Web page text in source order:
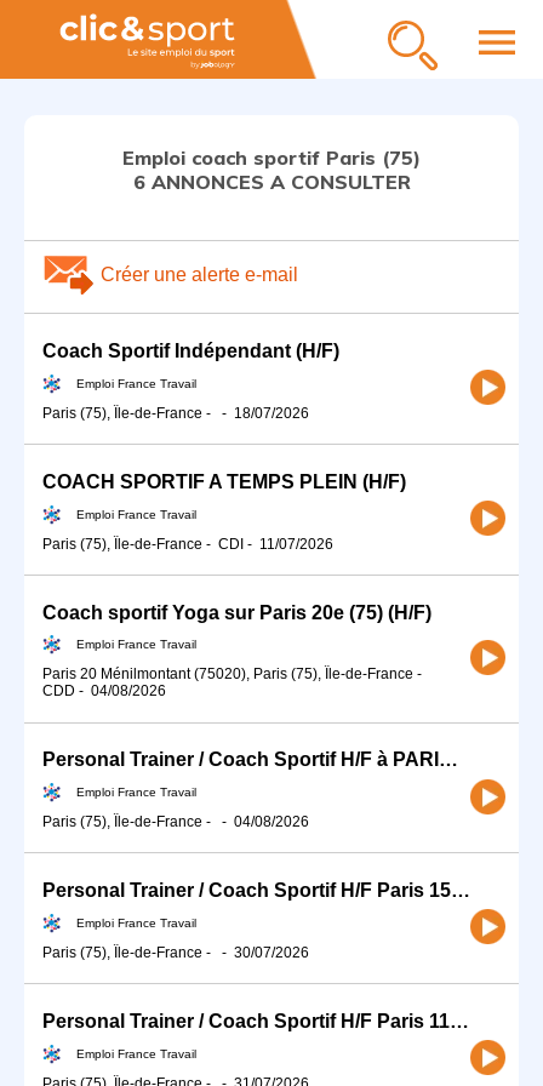
menu
Emploi coach sportif Paris (75)
6 ANNONCES A CONSULTER
Créer une alerte e-mail
Coach Sportif Indépendant (H/F)
Emploi France Travail
Paris (75), Île-de-France - - 18/07/2026
COACH SPORTIF A TEMPS PLEIN (H/F)
Emploi France Travail
Paris (75), Île-de-France - CDI - 11/07/2026
Coach sportif Yoga sur Paris 20e (75) (H/F)
Emploi France Travail
Paris 20 Ménilmontant (75020), Paris (75), Île-de-France -
CDD - 04/08/2026
Personal Trainer / Coach Sportif H/F à PARIS (H/F)
Emploi France Travail
Paris (75), Île-de-France - - 04/08/2026
Personal Trainer / Coach Sportif H/F Paris 15e - Bd de Vaugirard (H/F)
Emploi France Travail
Paris (75), Île-de-France - - 30/07/2026
Personal Trainer / Coach Sportif H/F Paris 11e - Rue Mont-Louis (H/F)
Emploi France Travail